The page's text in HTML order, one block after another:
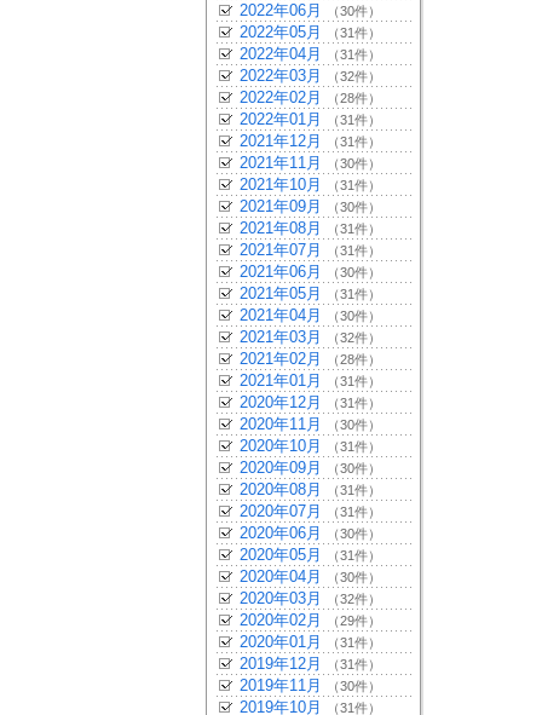
2022年06月 （30件）
2022年05月 （31件）
2022年04月 （31件）
2022年03月 （32件）
2022年02月 （28件）
2022年01月 （31件）
2021年12月 （31件）
2021年11月 （30件）
2021年10月 （31件）
2021年09月 （30件）
2021年08月 （31件）
2021年07月 （31件）
2021年06月 （30件）
2021年05月 （31件）
2021年04月 （30件）
2021年03月 （32件）
2021年02月 （28件）
2021年01月 （31件）
2020年12月 （31件）
2020年11月 （30件）
2020年10月 （31件）
2020年09月 （30件）
2020年08月 （31件）
2020年07月 （31件）
2020年06月 （30件）
2020年05月 （31件）
2020年04月 （30件）
2020年03月 （32件）
2020年02月 （29件）
2020年01月 （31件）
2019年12月 （31件）
2019年11月 （30件）
2019年10月 （31件）